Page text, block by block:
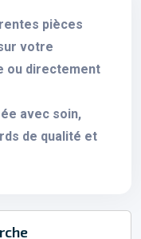
pièces
votre
ou directement
avec soin,
de qualité et